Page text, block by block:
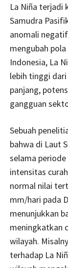
La Niña terjadi
Samudra
anomali
mengubah
Indonesia, La
lebih tinggi
panjang,
gangguan
Sebuah
bahwa di Laut
selama
intensitas
normal nilai
mm/hari pada
menunjukkan
meningkatkan
wilayah.
terhadap La